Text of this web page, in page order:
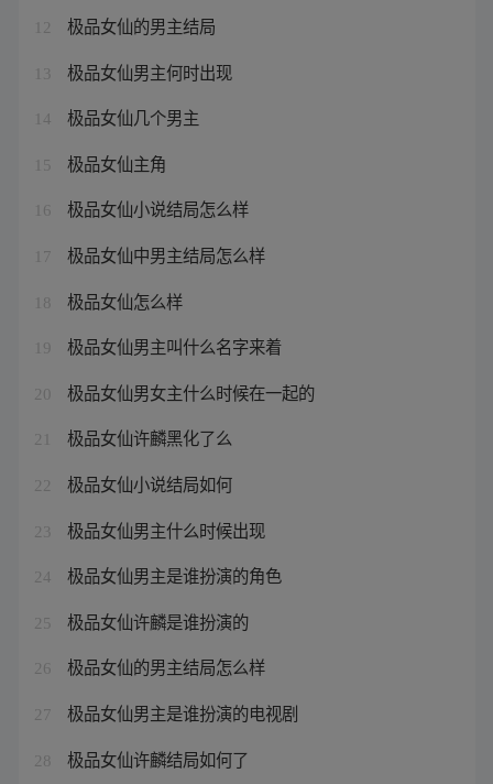
12 极品女仙的男主结局
13 极品女仙男主何时出现
14 极品女仙几个男主
15 极品女仙主角
16 极品女仙小说结局怎么样
17 极品女仙中男主结局怎么样
18 极品女仙怎么样
19 极品女仙男主叫什么名字来着
20 极品女仙男女主什么时候在一起的
21 极品女仙许麟黑化了么
22 极品女仙小说结局如何
23 极品女仙男主什么时候出现
24 极品女仙男主是谁扮演的角色
25 极品女仙许麟是谁扮演的
26 极品女仙的男主结局怎么样
27 极品女仙男主是谁扮演的电视剧
28 极品女仙许麟结局如何了